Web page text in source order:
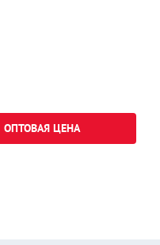
ОПТОВАЯ ЦЕНА